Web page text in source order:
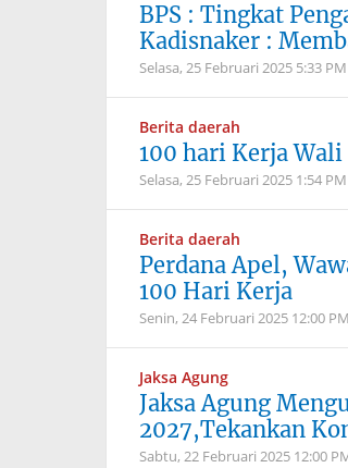
BPS : Tingkat
Kadisnaker :
Selasa, 25 Februari 2025 5:33 PM
Berita daerah
100 hari Kerja
Selasa, 25 Februari 2025 1:54 PM
Berita daerah
Perdana Apel,
100 Hari Kerja
Senin, 24 Februari 2025 12:00 PM
Jaksa Agung
Jaksa Agung
2027,Tekankan
Sabtu, 22 Februari 2025 12:00